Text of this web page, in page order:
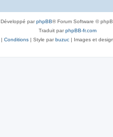
Développé parphpBB® Forum Software ©
Traduit parphpBB-fr.com
| Conditions| Style parbuzuc| Images et